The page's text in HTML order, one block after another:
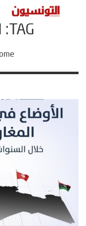
TAG: المغرب العربي